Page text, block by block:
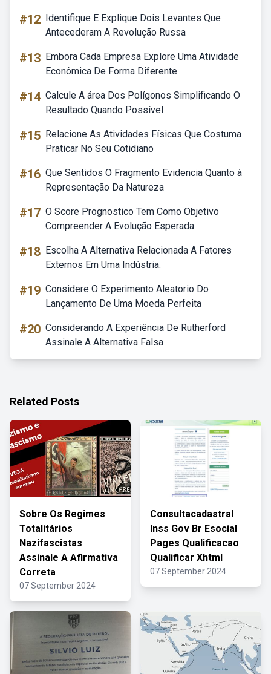
#12 Identifique E Explique Dois Levantes Que
Antecederam A Revolução Russa
#13 Embora Cada Empresa Explore Uma Atividade
Econômica De Forma Diferente
#14 Calcule A área Dos Polígonos Simplificando O
Resultado Quando Possível
#15 Relacione As Atividades Físicas Que Costuma
Praticar No Seu Cotidiano
#16 Que Sentidos O Fragmento Evidencia Quanto à
Representação Da Natureza
#17 O Score Prognostico Tem Como Objetivo
Compreender A Evolução Esperada
#18 Escolha A Alternativa Relacionada A Fatores
Externos Em Uma Indústria.
#19 Considere O Experimento Aleatorio Do
Lançamento De Uma Moeda Perfeita
#20 Considerando A Experiência De Rutherford
Assinale A Alternativa Falsa
Related Posts
Sobre Os Regimes
Totalitários
Nazifascistas
Assinale A Afirmativa
Correta
07 September 2024
Consultacadastral
Inss Gov Br Esocial
Pages Qualificacao
Qualificar Xhtml
07 September 2024